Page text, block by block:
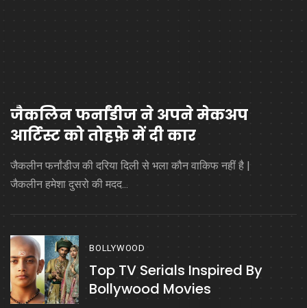
जैकलिन फर्नांडीज ने अपने मेकअप
आर्टिस्ट को तोहफ़े में दी कार
जैकलीन फर्नांडीज की दरिया दिली से भला कौन वाकिफ नहीं है |
जैकलीन हमेशा दुसरो की मदद...
BOLLYWOOD
Top TV Serials Inspired By
Bollywood Movies